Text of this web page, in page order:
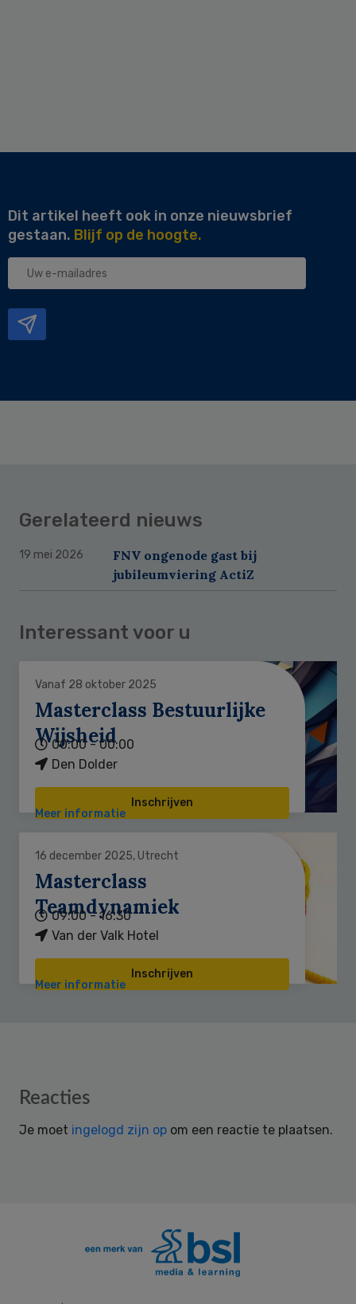
Dit artikel heeft ook in onze nieuwsbrief
gestaan. Blijf op de hoogte.
Uw
Gerelateerd nieuws
19 mei 2026
FNV ongenode gast bij
jubileumviering ActiZ
Interessant voor u
Vanaf 28 oktober 2025
Masterclass Bestuurlijke
Wijsheid
00:00 - 00:00
Den Dolder
Inschrijven
Meer informatie
16 december 2025, Utrecht
Masterclass
Teamdynamiek
09:00 - 16:30
Van der Valk Hotel
Inschrijven
Meer informatie
Reader
Reacties
Je moet ingelogd zijn op om een reactie te plaatsen.